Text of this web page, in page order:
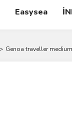
Easysea
Genoa traveller